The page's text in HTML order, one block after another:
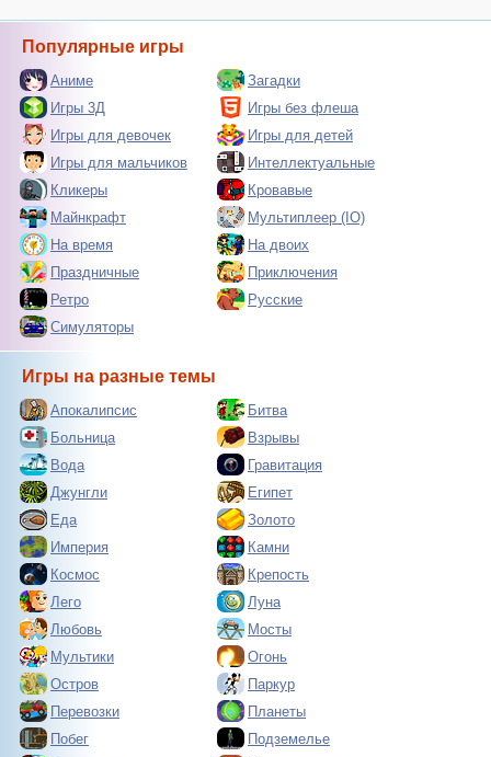
Популярные игры
Аниме
Загадки
Игры 3Д
Игры без флеша
Игры для девочек
Игры для детей
Игры для мальчиков
Интеллектуальные
Кликеры
Кровавые
Майнкрафт
Мультиплеер (IO)
На время
На двоих
Праздничные
Приключения
Ретро
Русские
Симуляторы
Игры на разные темы
Апокалипсис
Битва
Больница
Взрывы
Вода
Гравитация
Джунгли
Египет
Еда
Золото
Империя
Камни
Космос
Крепость
Лего
Луна
Любовь
Мосты
Мультики
Огонь
Остров
Паркур
Перевозки
Планеты
Побег
Подземелье